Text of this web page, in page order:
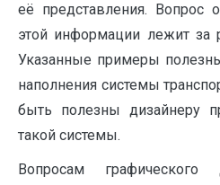
её представления. Вопрос
этой информации лежит за
Указанные примеры
наполнения системы
быть полезны дизайнеру
такой системы.
Вопросам